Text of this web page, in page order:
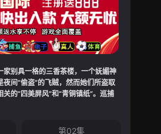
家别具一格的三香茶楼，一个妩媚神
间“偷盗”的飞贼，然而她们所盗取
的“四美屏风”和“青铜镇纸”。巡捕
第02集